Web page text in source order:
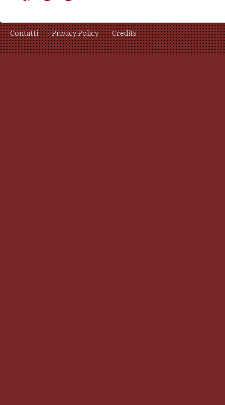
Contatti Privacy Policy Credits